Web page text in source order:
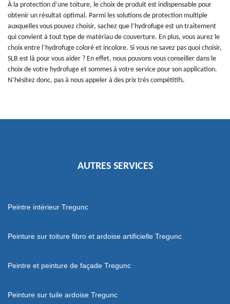
À la protection d’une toiture, le choix de produit est indispensable pour
obtenir un résultat optimal. Parmi les solutions de protection multiple
auxquelles vous pouvez choisir, sachez que l’hydrofuge est un traitement
qui convient à tout type de matériau de couverture. En plus, vous aurez le
choix entre l’hydrofuge coloré et incolore. Si vous ne savez pas quoi choisir,
SLB est là pour vous aider ? En effet, nous pouvons vous conseiller dans le
choix de votre hydrofuge et sommes à votre service pour son application.
N’hésitez donc, pas à nous appeler à des prix très compétitifs.
AUTRES SERVICES
Peintre intérieur Tregunc
Peinture sur toiture fibro et ardoise artificielle Tregunc
Peintre et peinture de façade Tregunc
Peinture sur tuile ardoise Tregunc